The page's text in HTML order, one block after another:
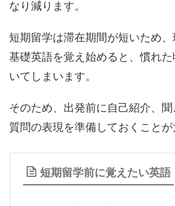
なり減ります。
短期留学は滞在期間が短いため
基礎英語を覚え始めると、慣れ
いてしまいます。
そのため、出発前に自己紹介、聞
質問の表現を準備しておくことが
短期留学前に覚えたい英語